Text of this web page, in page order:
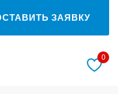
ЗАЯВКУ
0